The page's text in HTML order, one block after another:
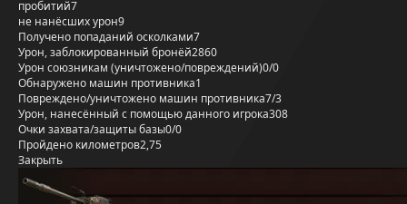
пробитий7
не нанёсших урон9
Получено попаданий осколками7
Урон, заблокированный бронёй2860
Урон союзникам (уничтожено/повреждений)0/0
Обнаружено машин противника1
Повреждено/уничтожено машин противника7/3
Урон, нанесённый с помощью данного игрока308
Очки захвата/защиты базы0/0
Пройдено километров2,75
Закрыть